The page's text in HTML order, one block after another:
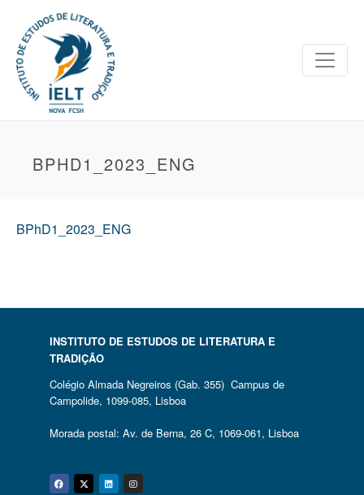
BPHD1_2023_ENG
BPhD1_2023_ENG
INSTITUTO DE ESTUDOS DE LITERATURA E
TRADIÇÃO
Colégio Almada Negreiros (Gab. 355) Campus de
Campolide, 1099-085, Lisboa
Morada postal: Av. de Berna, 26 C, 1069-061, Lisboa